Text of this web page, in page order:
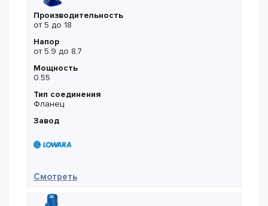
Производительность
от 5 до 18
Напор
от 5.9 до 8.7
Мощность
0.55
Тип соединения
Фланец
Завод
Смотреть— Lowara LNEE 40-160/05